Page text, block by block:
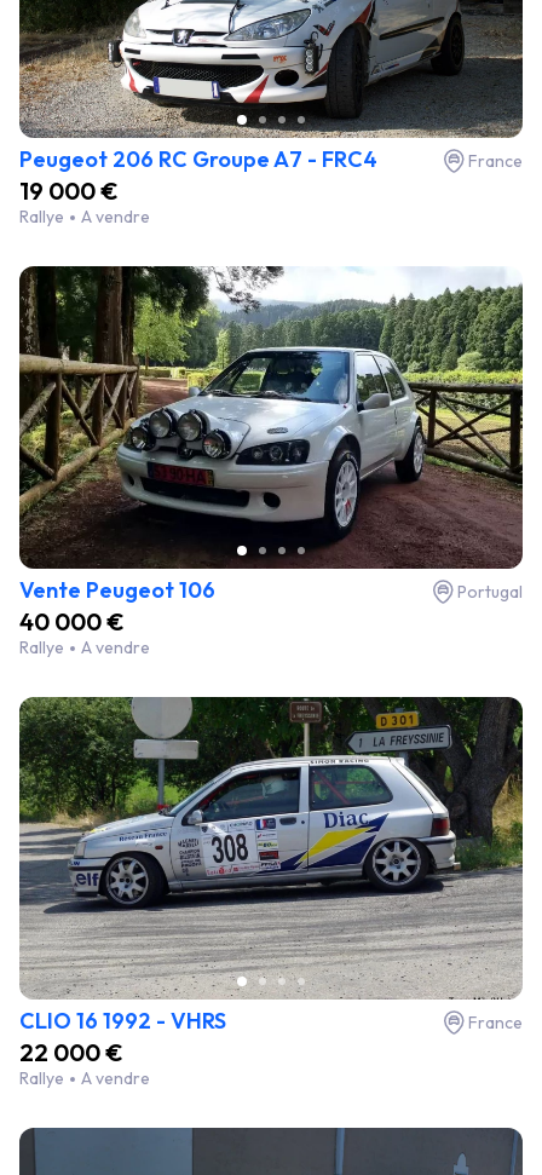
Peugeot 206 RC Groupe A7 - FRC4 France
19 000 €
Rallye A vendre
Vente Peugeot 106 Portugal
40 000 €
Rallye A vendre
CLIO 16 1992 - VHRS France
22 000 €
Rallye A vendre